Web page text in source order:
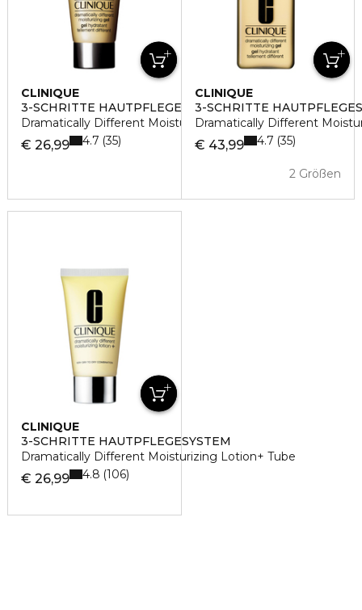
CLINIQUE
3-SCHRITTE HAUTPFLEGESYSTEM
Dramatically Different Moisturizing Gel Tube
€ 26,99 4.7 35
CLINIQUE
3-SCHRITTE
Dramatically Different
€ 43,99
2 Größen
4.7 35
CLINIQUE
3-SCHRITTE HAUTPFLEGESYSTEM
Dramatically Different Moisturizing Lotion+ Tube
€ 26,99 4.8 106